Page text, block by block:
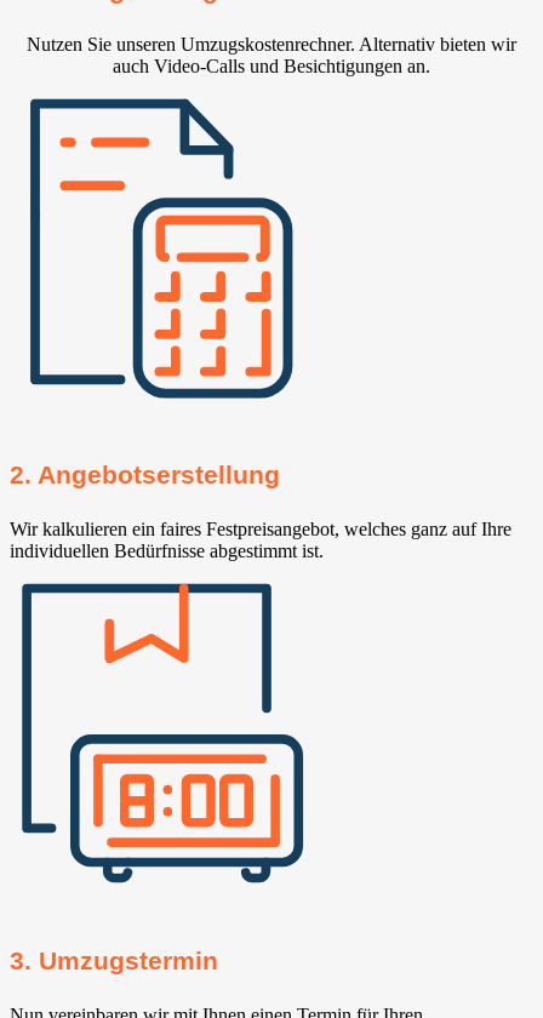
Nutzen Sie unseren Umzugskostenrechner. Alternativ bieten wir
auch Video-Calls und Besichtigungen an.
2. Angebotserstellung
Wir kalkulieren ein faires Festpreisangebot, welches ganz auf Ihre
individuellen Bedürfnisse abgestimmt ist.
3. Umzugstermin